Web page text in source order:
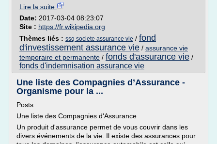
Lire la suite
Date: 2017-03-04 08:23:07
Site : https://fr.wikipedia.org
Thèmes liés : ssq societe assurance vie / fond
d'investissement assurance vie / assurance vie
temporaire et permanente / fonds d'assurance vie /
fonds d'indemnisation assurance vie
Une liste des Compagnies d’Assurance -
Organisme pour la ...
Posts
Une liste des Compagnies d'Assurance
Un produit d'assurance permet de vous couvrir dans les
divers événements de la vie. Il existe des assurances pour